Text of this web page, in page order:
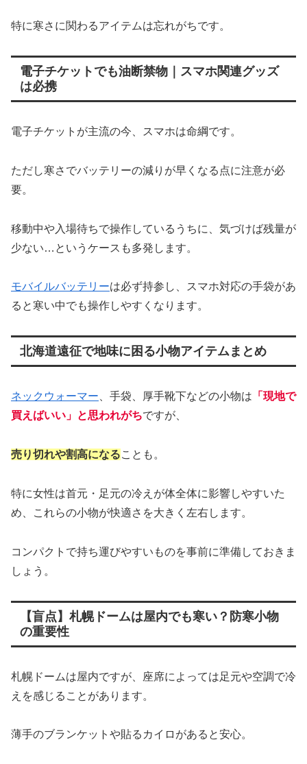
特に寒さに関わるアイテムは忘れがちです。
電子チケットでも油断禁物｜スマホ関連グッズ
は必携
電子チケットが主流の今、スマホは命綱です。
ただし寒さでバッテリーの減りが早くなる点に注意が必
要。
移動中や入場待ちで操作しているうちに、気づけば残量が
少ない…というケースも多発します。
モバイルバッテリーは必ず持参し、スマホ対応の手袋があ
ると寒い中でも操作しやすくなります。
北海道遠征で地味に困る小物アイテムまとめ
ネックウォーマー 、手袋、厚手靴下などの小物は 「現地で
買えばいい」と思われがちですが、
売り切れや割高になることも。
特に女性は首元・足元の冷えが体全体に影響しやすいた
め、これらの小物が快適さを大きく左右します。
コンパクトで持ち運びやすいものを事前に準備しておきま
しょう。
【盲点】札幌ドームは屋内でも寒い？防寒小物
の重要性
札幌ドームは屋内ですが、座席によっては足元や空調で冷
えを感じることがあります。
薄手のブランケットや貼るカイロがあると安心。